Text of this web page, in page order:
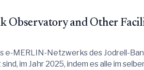
Observatory and Other
e-MERLIN-Netzwerks des Jodrell-
im Jahr 2025, indem es alle im